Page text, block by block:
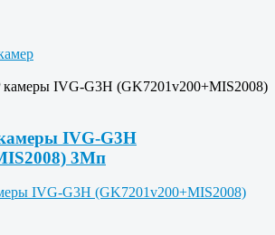
камеры IVG-G3H (GK7201v200+MIS2008)
IVG-G3H
3Мп